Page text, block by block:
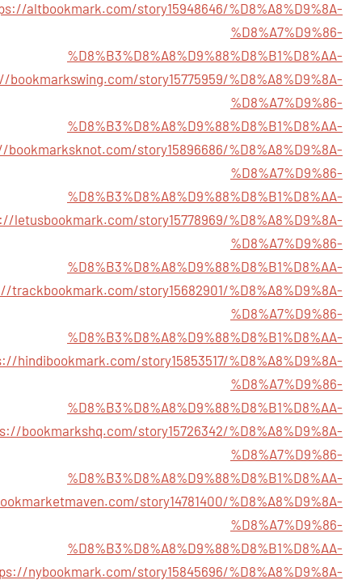
altbookmark.com/story15948646/%D8%A8%D9%8A-
%D8%A7%D9%86-
%D8%B3%D8%A8%D9%88%D8%B1%D8%AA-
bookmarkswing.com/story15775959/%D8%A8%D9%8A-
%D8%A7%D9%86-
%D8%B3%D8%A8%D9%88%D8%B1%D8%AA-
story15896686/%D8%A8%D9%8A-
%D8%A7%D9%86-
%D8%B3%D8%A8%D9%88%D8%B1%D8%AA-
letusbookmark.com/story15778969/%D8%A8%D9%8A-
%D8%A7%D9%86-
%D8%B3%D8%A8%D9%88%D8%B1%D8%AA-
trackbookmark.com/story15682901/%D8%A8%D9%8A-
%D8%A7%D9%86-
%D8%B3%D8%A8%D9%88%D8%B1%D8%AA-
hindibookmark.com/story15853517/%D8%A8%D9%8A-
%D8%A7%D9%86-
%D8%B3%D8%A8%D9%88%D8%B1%D8%AA-
bookmarkshq.com/story15726342/%D8%A8%D9%8A-
%D8%A7%D9%86-
%D8%B3%D8%A8%D9%88%D8%B1%D8%AA-
story14781400/%D8%A8%D9%8A-
%D8%A7%D9%86-
%D8%B3%D8%A8%D9%88%D8%B1%D8%AA-
nybookmark.com/story15845696/%D8%A8%D9%8A-